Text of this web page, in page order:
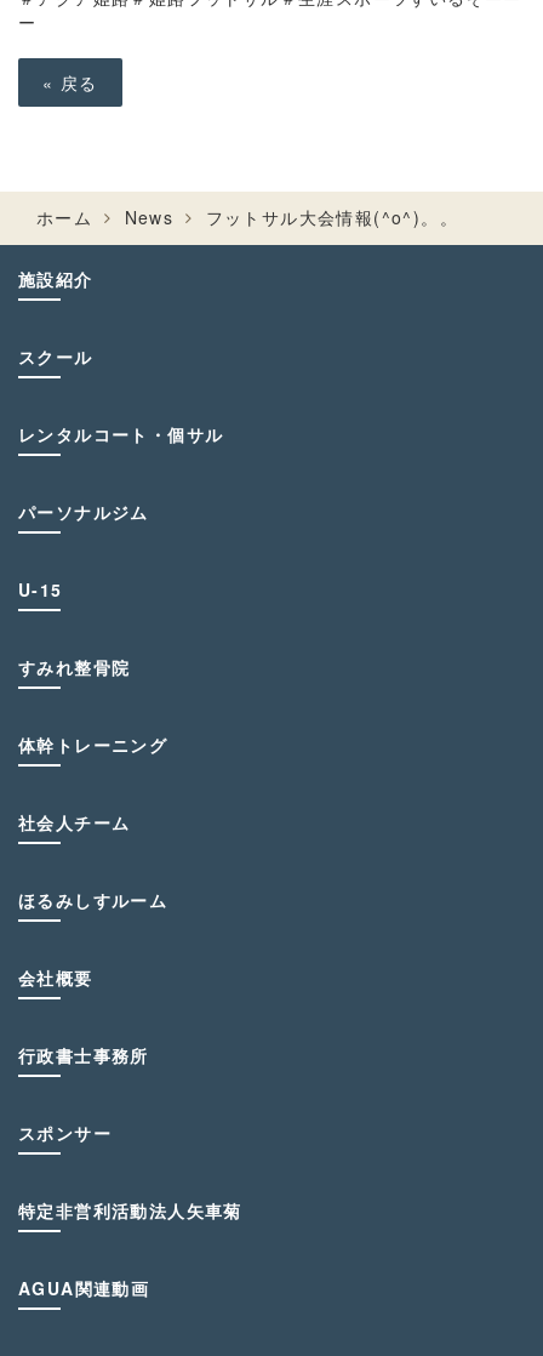
ー
« 戻る
ホーム News フットサル大会情報(^o^)。。
施設紹介
スクール
レンタルコート・個サル
パーソナルジム
U-15
すみれ整骨院
体幹トレーニング
社会人チーム
ほるみしすルーム
会社概要
行政書士事務所
スポンサー
特定非営利活動法人矢車菊
AGUA関連動画